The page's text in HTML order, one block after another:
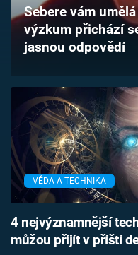
Časopis
Sledujte prima+
Přihlášení
Sledujte nás
Sebere vám
výzkum přichází
jasnou odpovědí
VĚDA A TECHNIKA
4 nejvýznamnější
můžou přijít v příští